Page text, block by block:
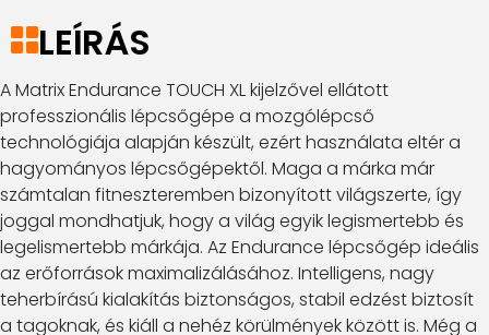
LEÍRÁS
A Matrix Endurance TOUCH XL kijelzővel ellátott
professzionális lépcsőgépe a mozgólépcső
technológiája alapján készült, ezért használata eltér a
hagyományos lépcsőgépektől. Maga a márka már
számtalan fitneszteremben bizonyított világszerte, így
joggal mondhatjuk, hogy a világ egyik legismertebb és
legelismertebb márkája. Az Endurance lépcsőgép ideális
az erőforrások maximalizálásához. Intelligens, nagy
teherbírású kialakítás biztonságos, stabil edzést biztosít
a tagoknak, és kiáll a nehéz körülmények között is. Még a